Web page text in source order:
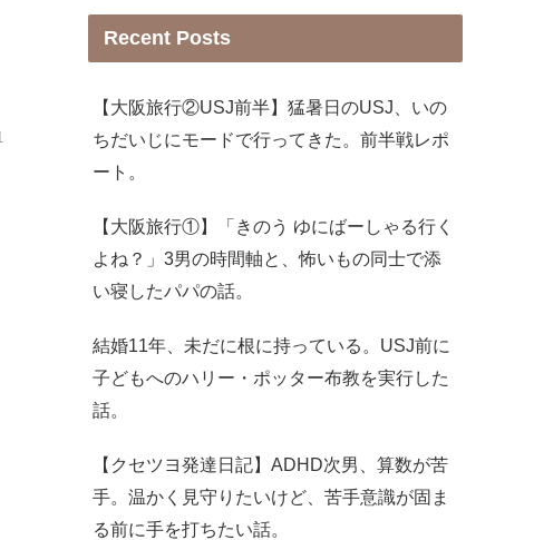
Recent Posts
【大阪旅行②USJ前半】猛暑日のUSJ、いの
ちだいじにモードで行ってきた。前半戦レポ
ート。
【大阪旅行①】「きのう ゆにばーしゃる行く
よね？」3男の時間軸と、怖いもの同士で添
い寝したパパの話。
結婚11年、未だに根に持っている。USJ前に
子どもへのハリー・ポッター布教を実行した
話。
【クセツヨ発達日記】ADHD次男、算数が苦
手。温かく見守りたいけど、苦手意識が固ま
る前に手を打ちたい話。